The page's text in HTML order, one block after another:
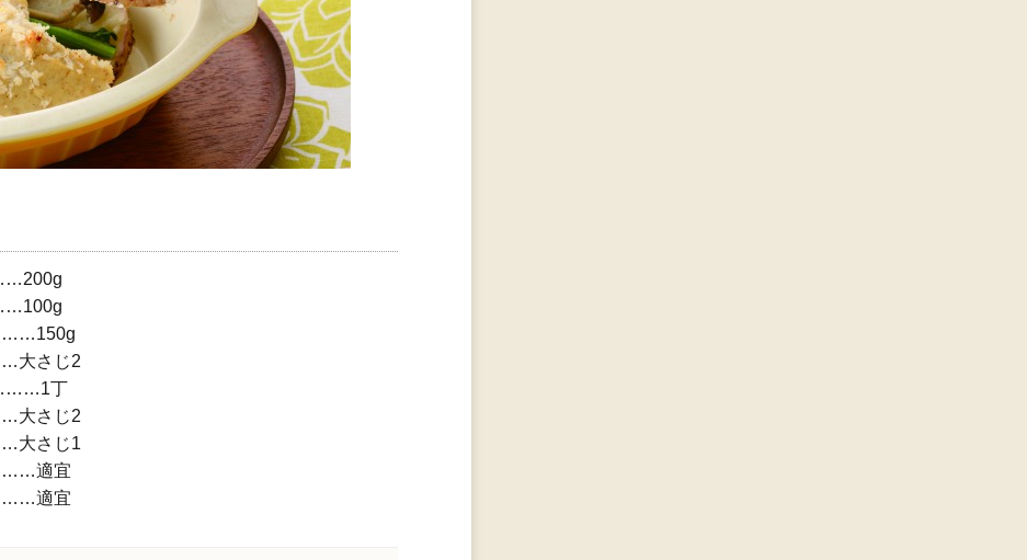
さじ2
丁
さじ2
さじ1
適宜
適宜